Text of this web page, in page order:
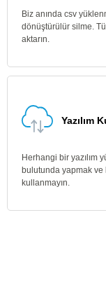
Biz anında csv
dönüştürülür silme.
aktarın.
Yazılım
Herhangi bir yazılım
bulutunda yapmak ve
kullanmayın.